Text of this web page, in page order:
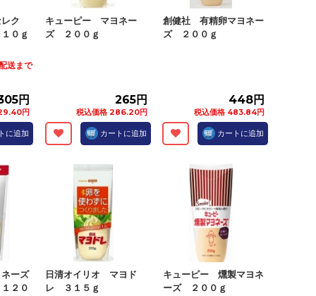
ク
０ｇ
送まで
円
円
に追加
キューピー マヨネー
ズ ２００ｇ
265円
税込価格 286.20円
カートに追加
創健社 有精卵マヨネー
ズ ２００ｇ
448円
税込価格 483.84円
カートに追加
ーズ
２０
日清オイリオ マヨド
レ ３１５ｇ
キューピー 燻製マヨネ
ーズ ２００ｇ